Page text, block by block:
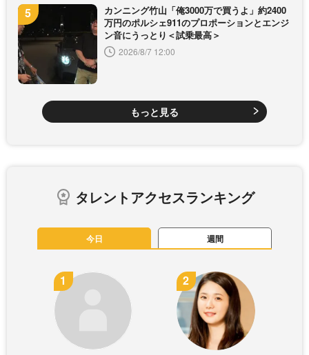
カンニング竹山「俺3000万で買うよ」約2400
万円のポルシェ911のプロポーションとエンジ
ン音にうっとり＜試乗最高＞
2026/8/7 12:00
もっと見る
タレントアクセスランキング
今日 週間